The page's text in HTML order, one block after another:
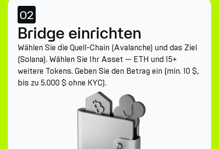
02
Bridge einrichten
Wählen Sie die Quell-Chain (Avalanche) und das Ziel
(Solana). Wählen Sie Ihr Asset — ETH und 15+
weitere Tokens. Geben Sie den Betrag ein (min. 10 $,
bis zu 5.000 $ ohne KYC).